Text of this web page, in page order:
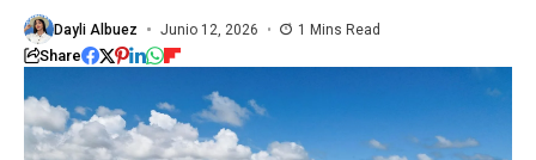
Dayli Albuez Junio 12, 2026 1 Mins Read
Share